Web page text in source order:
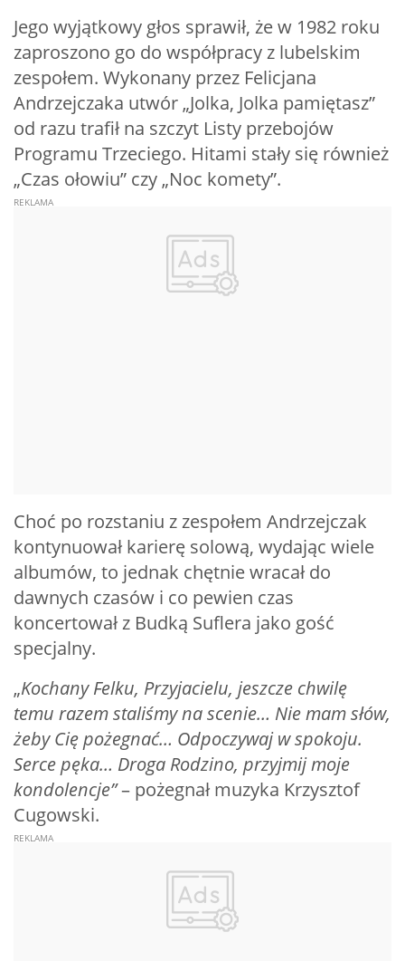
Jego wyjątkowy głos sprawił, że w 1982 roku
zaproszono go do współpracy z lubelskim
zespołem. Wykonany przez Felicjana
Andrzejczaka utwór „Jolka, Jolka pamiętasz”
od razu trafił na szczyt Listy przebojów
Programu Trzeciego. Hitami stały się również
„Czas ołowiu” czy „Noc komety”.
Choć po rozstaniu z zespołem Andrzejczak
kontynuował karierę solową, wydając wiele
albumów, to jednak chętnie wracał do
dawnych czasów i co pewien czas
koncertował z Budką Suflera jako gość
specjalny.
„Kochany Felku, Przyjacielu, jeszcze chwilę
temu razem staliśmy na scenie… Nie mam słów,
żeby Cię pożegnać… Odpoczywaj w spokoju.
Serce pęka… Droga Rodzino, przyjmij moje
kondolencje”– pożegnał muzyka Krzysztof
Cugowski.